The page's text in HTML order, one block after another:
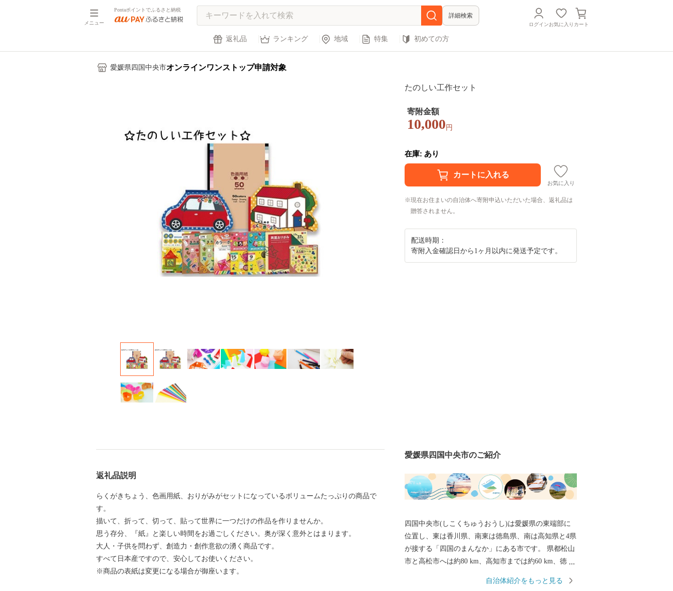
メニュー
Pontaポイントでふるさと納税
詳細検索
ログインお気に入り カート
返礼品 ランキング 地域 特集 初めての方
愛媛県四国中央市オンラインワンストップ申請対象
たのしい工作セット
寄附金額
10,000 円
在庫: あり
お気に入り
現在お住まいの自治体へ寄附申込いただいた場合、返礼品は
贈答されません。
配送時期：
寄附入金確認日から1ヶ月以内に発送予定です。
返礼品説明
らくがきちょう、色画用紙、おりがみがセットになっているボリュームたっぷりの商品で
す。
描いて、折って、切って、貼って世界に一つだけの作品を作りませんか。
思う存分、『紙』と楽しい時間をお過ごしください。奥が深く意外とはまります。
大人・子供を問わず、創造力・創作意欲の湧く商品です。
すべて日本産ですので、安心してお使いください。
※商品の表紙は変更になる場合が御座います。
愛媛県四国中央市のご紹介
四国中央市(しこくちゅうおうし)は愛媛県の東端部に
位置し、東は香川県、南東は徳島県、南は高知県と4県
が接する「四国のまんなか」にある市です。 県都松山
市と高松市へは約80 km、高知市までは約60 km、徳島
800 kmの距離にあります。 古くから「お札と切手以外
自治体紹介をもっと見る